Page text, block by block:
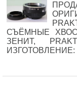
СЪЁМНЫЕ
ЗЕНИТ,
ИЗГОТОВЛЕНИЕ: